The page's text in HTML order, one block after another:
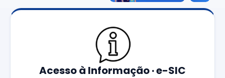
Acesso à Informação · e-SIC